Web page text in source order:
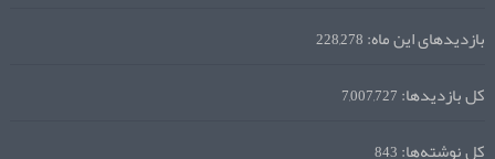
بازدیدهای این ماه:228,278
کل بازدیدها:7,007,727
کل نوشته‌ها:843